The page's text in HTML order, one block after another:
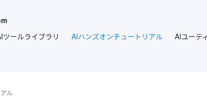
ツールライブラリ AIハンズオンチュートリアル AIユーテ
ル